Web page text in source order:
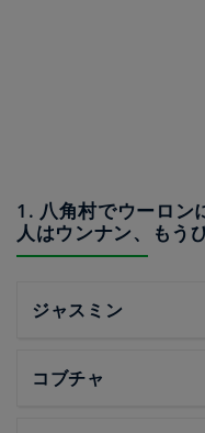
1. 八角村でウーロン
人はウンナン、もう
ジャスミン
コブチャ